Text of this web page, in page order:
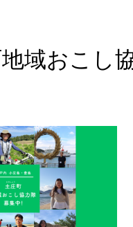
域おこし